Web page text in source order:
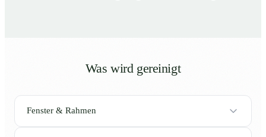
Was wird gereinigt
Fenster & Rahmen